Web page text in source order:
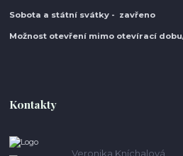
Sobota a státní svátky - zavřeno
Možnost otevření mimo otevírací do
Kontakty
Veronika Kníchalová